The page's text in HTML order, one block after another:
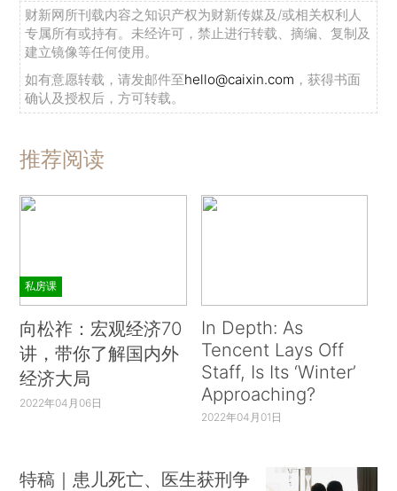
财新网所刊载内容之知识产权为财新传媒及/或相关权利人
专属所有或持有。未经许可，禁止进行转载、摘编、复制及
建立镜像等任何使用。
如有意愿转载，请发邮件至hello@caixin.com ，获得书面
确认及授权后，方可转载。
推荐阅读
私房课
向松祚：宏观经济70
讲，带你了解国内外
经济大局
2022年04月06日
In Depth: As
Tencent Lays Off
Staff, Is Its ‘Winter’
Approaching?
2022年04月01日
特稿｜患儿死亡、医生获刑争